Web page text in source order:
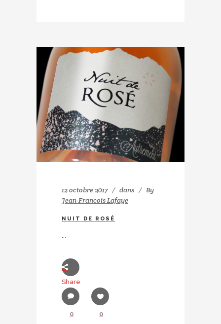
12 octobre 2017 dans
By
Jean-Francois Lafaye
NUIT DE ROSÉ
Share
0 0